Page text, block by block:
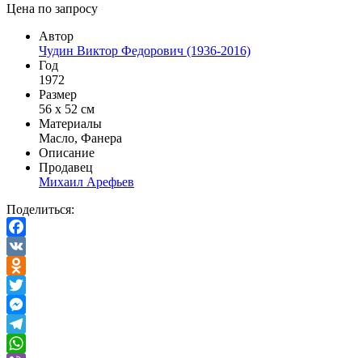
Цена по запросу
Автор
Чудин Виктор Федорович (1936-2016)
Год
1972
Размер
56 х 52 см
Материалы
Масло, Фанера
Описание
Продавец
Михаил Арефьев
Поделиться:
Facebook
VK
Odnoklassniki
Twitter
Messenger
Telegram